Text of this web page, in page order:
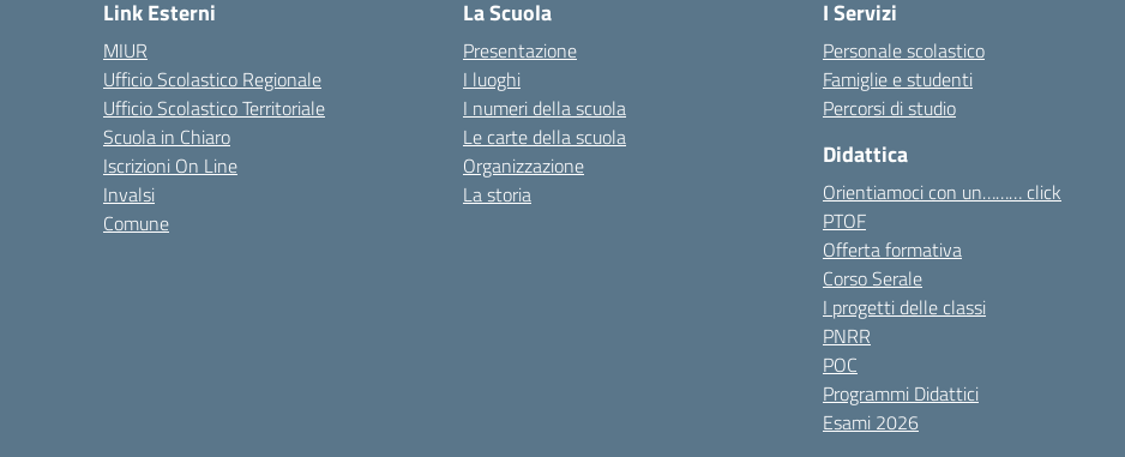
Link Esterni
MIUR
Ufficio Scolastico Regionale
Ufficio Scolastico Territoriale
Scuola in Chiaro
Iscrizioni On Line
Invalsi
Comune
La Scuola
Presentazione
I luoghi
I numeri della scuola
Le carte della scuola
Organizzazione
La storia
I Servizi
Personale scolastico
Famiglie e studenti
Percorsi di studio
Didattica
Orientiamoci con un……… click
PTOF
Offerta formativa
Corso Serale
I progetti delle classi
PNRR
POC
Programmi Didattici
Esami 2026